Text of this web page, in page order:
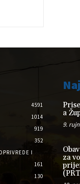
4591
1014
919
352
I
161
130
a
9.
za